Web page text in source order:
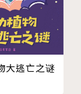
福一下，好像
多人身体不
但是我有点怀
？
我对他们说：
大逃亡之谜